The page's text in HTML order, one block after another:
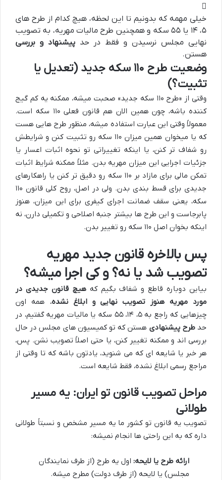
خیلی مهمه که بدونیم تا این لحظه، هیچ کدام از طرح های
۵، ۱۴ یا ۵۵ سکه و همچنین طرح مالیات مهریه، به تصویب
نهایی مجلس نرسیدن و فقط در حد پیشنهاد و بررسی
هستن.
وضعیت طرح ۱۱۰ سکه جدید (تعدیل یا
تثبیت؟)
وقتی از «طرح ۱۱۰ سکه جدید» صحبت میشه، ممکنه یه کم گیج
کننده باشه، چون همین الان هم قانون فعلی ۱۱۰ سکه است.
معمولاً وقتی این عبارت استفاده میشه، منظور طرح هایی هست
که یا میخوان همین میزان ۱۱۰ سکه رو تثبیت کنن و شرایطش
رو شفاف تر کنن، یا اینکه تغییراتی تو نحوه اثبات اعسار یا
جزئیات اجرایی این میزان مهریه بدن. مثلاً ممکنه شرایط اثبات
تمکن مالی برای مازاد بر ۱۱۰ سکه رو دقیق تر کنن یا راهکارهای
جدیدی برای قسط بندی بدن. ولی در اصل، روح کلی قانون ۱۱۰
سکه، یعنی سقف ضمانت اجرای کیفری برای این میزان، هنوز
پابرجاست و این طرح ها بیشتر جنبه اصلاحی و تکمیلی دارن، نه
اینکه بخوان اصل ۱۱۰ سکه رو تغییر بدن.
پس بالاخره قانون جدید مهریه
تصویب شد یا نه؟ و کی اجرا میشه؟
بیاین دوباره قاطع و شفاف بگیم کههیچ قانون جدیدی در
مورد مهریه هنوز تصویب نهایی و ابلاغ نشده. همه اون
چیزهایی که راجع به ۵، ۱۴، ۵۵ سکه یا مالیات مهریه گفتیم، در
حدطرح پیشنهادی هستن که تو کمیسیون های مجلس در حال
بررسی اند و ممکنه تغییر کنن، یا حتی اصلاً تصویب نشن. پس،
هر خبر یا شایعه ای که می شنوید، یادتون باشه که تا وقتی از
مراجع رسمی ابلاغ نشده، فقط شایعه است.
مراحل تصویب قانون تو ایران: یه مسیر
طولانی
تصویب یه قانون تو کشور ما یه مسیر مشخص و نسبتاً طولانی
داره که به این راحتی ها انجام نمیشه:
ارائه طرح یا لایحه: اول یه طرح (از طرف نمایندگان
مجلس) یا لایحه (از طرف دولت) مطرح میشه.